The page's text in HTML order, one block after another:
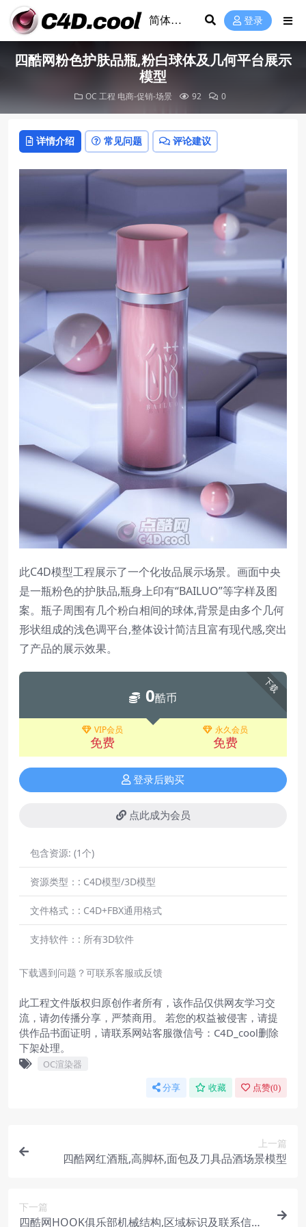
登录
四酷网粉色护肤品瓶,粉白球体及几何平台展示
模型
OC 工程 电商-促销-场景 92 0
详情介绍 常见问题 评论建议
此C4D模型工程展示了一个化妆品展示场景。画面中央
是一瓶粉色的护肤品,瓶身上印有“BAILUO”等字样及图
案。瓶子周围有几个粉白相间的球体,背景是由多个几何
形状组成的浅色调平台,整体设计简洁且富有现代感,突出
了产品的展示效果。
下载
0酷币
VIP会员
免费
永久会员
免费
登录后购买
点此成为会员
包含资源: (1个)
资源类型：: C4D模型/3D模型
文件格式：: C4D+FBX通用格式
支持软件：: 所有3D软件
下载遇到问题？可联系客服或反馈
此工程文件版权归原创作者所有，该作品仅供网友学习交
流，请勿传播分享，严禁商用。 若您的权益被侵害，请提
供作品书面证明，请联系网站客服微信号：C4D_cool删除
下架处理。
OC渲染器
分享 收藏 点赞(0)
上一篇
四酷网红酒瓶,高脚杯,面包及刀具品酒场景模型
下一篇
四酷网HOOK俱乐部机械结构,区域标识及联系信息